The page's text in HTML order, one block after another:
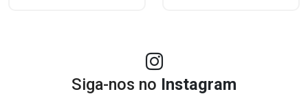
Siga-nos no Instagram